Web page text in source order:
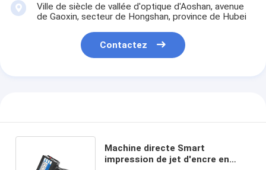
Ville de siècle de vallée d'optique d'Aoshan, avenue
de Gaoxin, secteur de Hongshan, province de Hubei
Contactez
Machine directe Smart
impression de jet d'encre en